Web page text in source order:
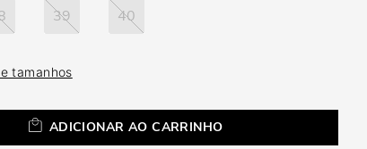
39 40
tamanhos
ADICIONAR AO CARRINHO